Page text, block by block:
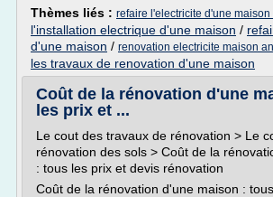
Thèmes liés : refaire l'electricite d'une maison
l'installation electrique d'une maison /
d'une maison / renovation electricite maison
les travaux de renovation d'une maison
Coût de la rénovation d'une
les prix et ...
Le cout des travaux de rénovation > Le
rénovation des sols > Coût de la
: tous les prix et devis rénovation
Coût de la rénovation d'une maison :